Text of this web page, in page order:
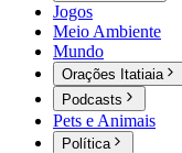
Jogos
Meio Ambiente
Mundo
Orações Itatiaia
Podcasts
Pets e Animais
Política